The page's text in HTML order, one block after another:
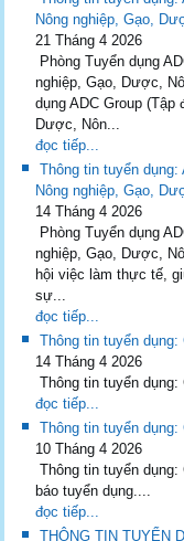
Nông nghiệp, Gạo,
21 Tháng 4 2026
Phòng Tuyển dụng
nghiệp, Gạo, Dược,
dụng ADC Group (Tập
Dược, Nôn...
đọc tiếp...
Thông tin tuyển
Nông nghiệp, Gạo,
14 Tháng 4 2026
Phòng Tuyển dụng
nghiệp, Gạo, Dược,
hội việc làm thực tế,
sự...
đọc tiếp...
Thông tin tuyển
14 Tháng 4 2026
Thông tin tuyển dụng:
đọc tiếp...
Thông tin tuyển
10 Tháng 4 2026
Thông tin tuyển
báo tuyển dụng....
đọc tiếp...
THÔNG TIN TUYỂN